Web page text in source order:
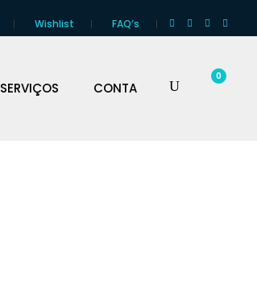
Wishlist FAQ’s
SERVIÇOS CONTA
0